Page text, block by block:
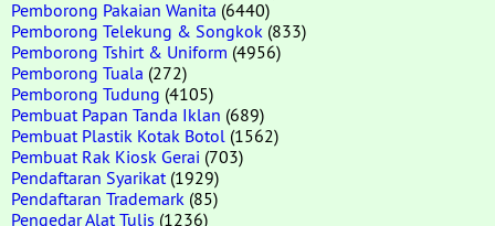
Pemborong Pakaian Wanita (6440)
Pemborong Telekung & Songkok (833)
Pemborong Tshirt & Uniform (4956)
Pemborong Tuala (272)
Pemborong Tudung (4105)
Pembuat Papan Tanda Iklan (689)
Pembuat Plastik Kotak Botol (1562)
Pembuat Rak Kiosk Gerai (703)
Pendaftaran Syarikat (1929)
Pendaftaran Trademark (85)
Pengedar Alat Tulis (1236)